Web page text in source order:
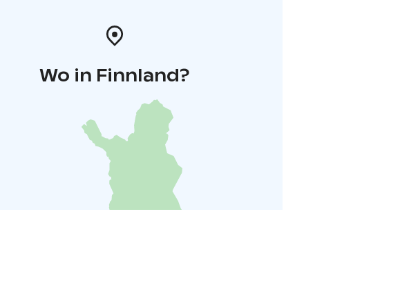
Wo in Finnland?